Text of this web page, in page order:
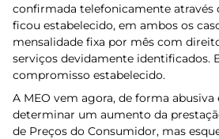
confirmada telefonicamente através
ficou estabelecido, em ambos os
mensalidade fixa por mês com
serviços devidamente identificados.
compromisso estabelecido.
A MEO vem agora, de forma
determinar um aumento da
de Preços do Consumidor, mas